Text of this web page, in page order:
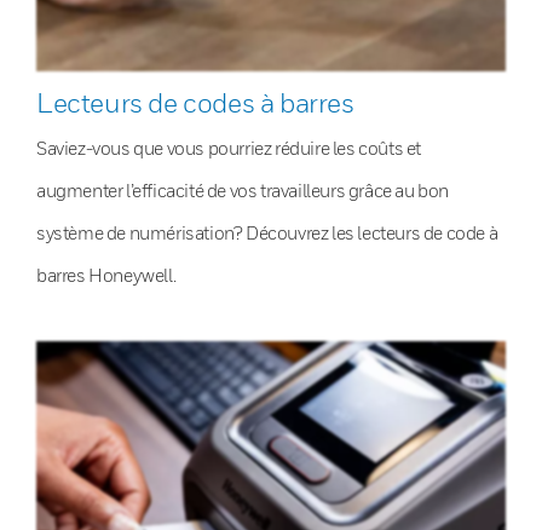
Lecteurs de codes à barres
Saviez-vous que vous pourriez réduire les coûts et
augmenter l’efficacité de vos travailleurs grâce au bon
système de numérisation? Découvrez les lecteurs de code à
barres Honeywell.